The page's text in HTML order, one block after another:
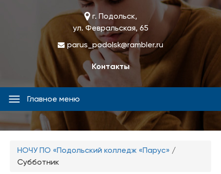
г. Подольск,
ул. Февральская, 65
parus_podolsk@rambler.ru
Контакты
Главное
меню
Главное меню
Вы
здесь
НОЧУ ПО «Подольский колледж «Парус» /
Субботник